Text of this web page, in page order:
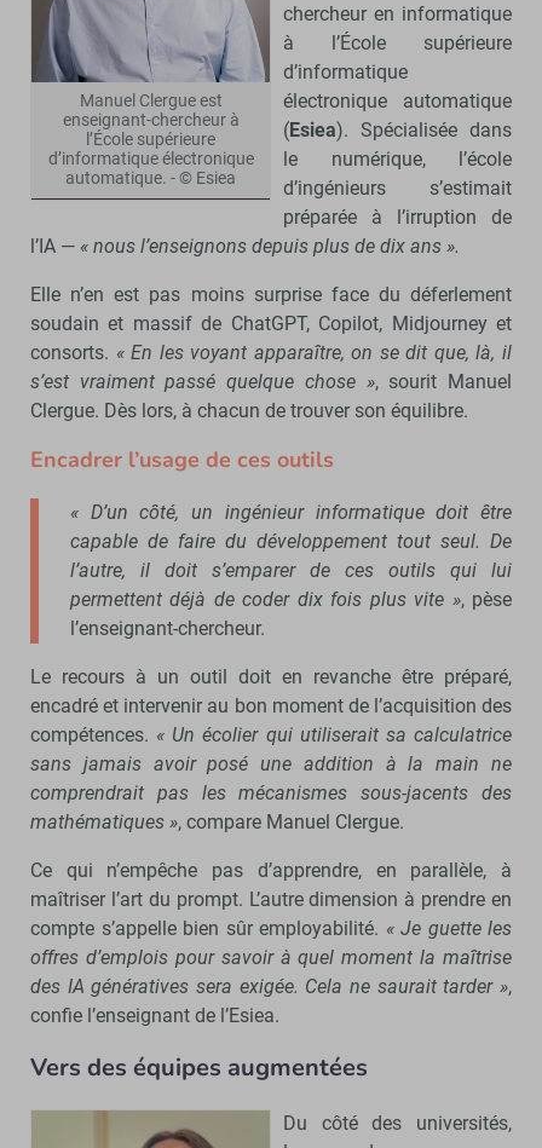
Manuel Clergue est
enseignant-chercheur à
l’École supérieure
d’informatique électronique
automatique. - © Esiea
chercheur en informatique
à l’École supérieure
d’informatique
électronique automatique
(Esiea). Spécialisée dans
le numérique, l’école
d’ingénieurs s’estimait
préparée à l’irruption de
l’IA — « nous l’enseignons depuis plus de dix ans ».
Elle n’en est pas moins surprise face du déferlement
soudain et massif de ChatGPT, Copilot, Midjourney et
consorts. « En les voyant apparaître, on se dit que, là, il
s’est vraiment passé quelque chose », sourit Manuel
Clergue. Dès lors, à chacun de trouver son équilibre.
Encadrer l’usage de ces outils
« D’un côté, un ingénieur informatique doit être
capable de faire du développement tout seul. De
l’autre, il doit s’emparer de ces outils qui lui
permettent déjà de coder dix fois plus vite », pèse
l’enseignant-chercheur.
Le recours à un outil doit en revanche être préparé,
encadré et intervenir au bon moment de l’acquisition des
compétences. « Un écolier qui utiliserait sa calculatrice
sans jamais avoir posé une addition à la main ne
comprendrait pas les mécanismes sous-jacents des
mathématiques », compare Manuel Clergue.
Ce qui n’empêche pas d’apprendre, en parallèle, à
maîtriser l’art du prompt. L’autre dimension à prendre en
compte s’appelle bien sûr employabilité. « Je guette les
offres d’emplois pour savoir à quel moment la maîtrise
des IA génératives sera exigée. Cela ne saurait tarder »,
confie l’enseignant de l’Esiea.
Vers des équipes augmentées
Du côté des universités,